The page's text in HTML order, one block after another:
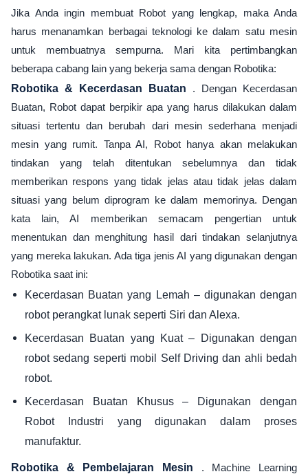
Jika Anda ingin membuat Robot yang lengkap, maka Anda
harus menanamkan berbagai teknologi ke dalam satu mesin
untuk membuatnya sempurna. Mari kita pertimbangkan
beberapa cabang lain yang bekerja sama dengan Robotika:
Robotika & Kecerdasan Buatan . Dengan Kecerdasan
Buatan, Robot dapat berpikir apa yang harus dilakukan dalam
situasi tertentu dan berubah dari mesin sederhana menjadi
mesin yang rumit. Tanpa AI, Robot hanya akan melakukan
tindakan yang telah ditentukan sebelumnya dan tidak
memberikan respons yang tidak jelas atau tidak jelas dalam
situasi yang belum diprogram ke dalam memorinya. Dengan
kata lain, AI memberikan semacam pengertian untuk
menentukan dan menghitung hasil dari tindakan selanjutnya
yang mereka lakukan. Ada tiga jenis AI yang digunakan dengan
Robotika saat ini:
Kecerdasan Buatan yang Lemah – digunakan dengan
robot perangkat lunak seperti Siri dan Alexa.
Kecerdasan Buatan yang Kuat – Digunakan dengan
robot sedang seperti mobil Self Driving dan ahli bedah
robot.
Kecerdasan Buatan Khusus – Digunakan dengan
Robot Industri yang digunakan dalam proses
manufaktur.
Robotika & Pembelajaran Mesin . Machine Learning